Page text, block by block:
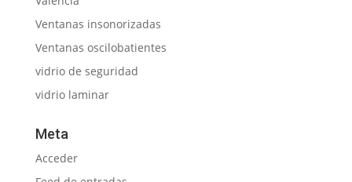
Ventanas insonorizadas
Ventanas oscilobatientes
vidrio de seguridad
vidrio laminar
Meta
Acceder